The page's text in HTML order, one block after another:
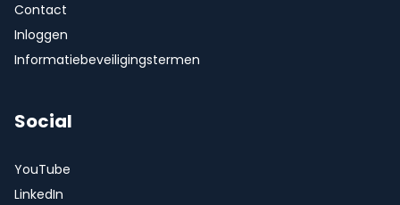
Contact
Inloggen
Informatiebeveiligingstermen
Social
YouTube
LinkedIn